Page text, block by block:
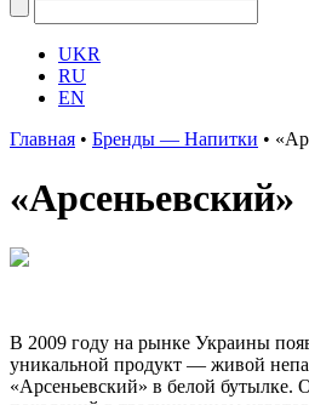
UKR
RU
EN
Главная • Бренды — Напитки •
«Арсеньевский»
В 2009 году на рынке Украины
уникальной продукт — живой
«Арсеньевский» в белой бутылке.